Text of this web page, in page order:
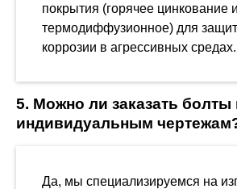
покрытия (горячее цинкование
термодиффузионное) для
коррозии в агрессивных средах.
5. Можно ли заказать болты
индивидуальным
Да, мы специализируемся на